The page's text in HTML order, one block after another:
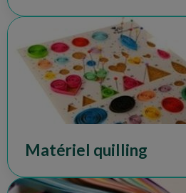
Matériel quilling